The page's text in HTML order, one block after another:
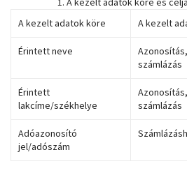
A kezelt adatok köre
A kezelt
Érintett neve
számlázás
Érintett
lakcíme/székhelye
számlázás
Adóazonosító
jel/adószám